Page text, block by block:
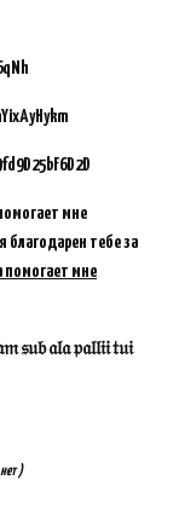
мне
благодарен тебе за
помогает мне
𝔞𝔩𝔞 𝔭𝔞𝔩𝔩𝔦𝔦 𝔱𝔲𝔦
)